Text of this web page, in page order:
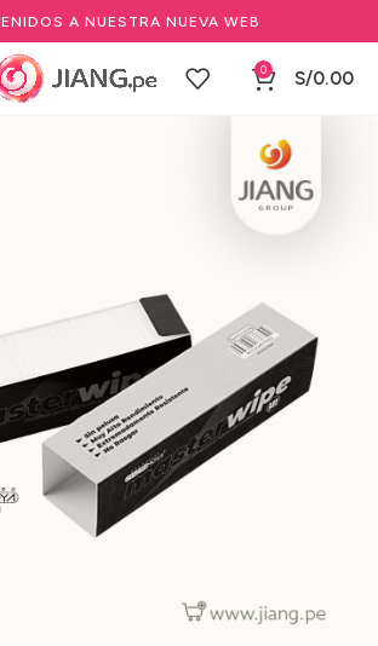
A NUESTRA NUEVA WEB
0 S/0.00